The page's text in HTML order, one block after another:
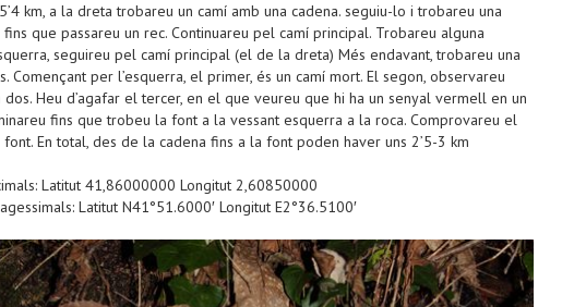
km, a la dreta trobareu un camí amb una cadena. seguiu-lo i trobareu una
fins que passareu un rec. Continuareu pel camí principal. Trobareu alguna
seguireu pel camí principal (el de la dreta) Més endavant, trobareu una
Començant per l’esquerra, el primer, és un camí mort. El segon, observareu
Heu d’agafar el tercer, en el que veureu que hi ha un senyal vermell en un
fins que trobeu la font a la vessant esquerra a la roca. Comprovareu el
En total, des de la cadena fins a la font poden haver uns 2’5-3 km
Latitut 41,86000000 Longitut 2,60850000
Latitut N41°51.6000′ Longitut E2°36.5100′